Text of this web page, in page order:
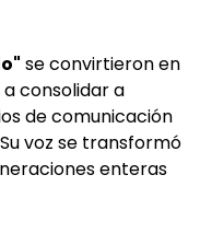
se convirtieron en
consolidar a
de comunicación
voz se transformó
enteras